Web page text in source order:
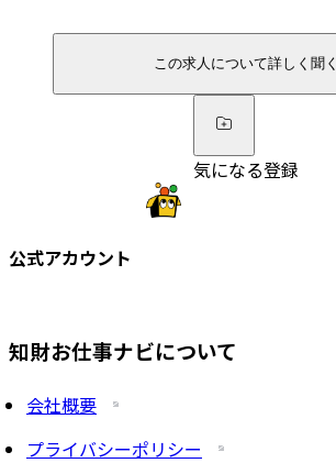
この求人について詳しく聞く
気になる登録
公式アカウント
知財お仕事ナビについて
会社概要
プライバシーポリシー